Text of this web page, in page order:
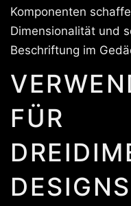
Komponenten
Dimensionalität und
Beschriftung im
FÜR